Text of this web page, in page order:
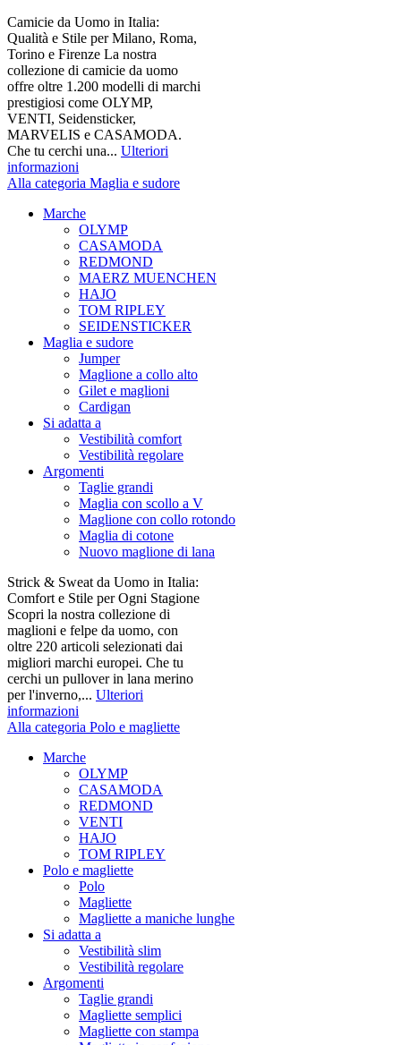
Camicie da Uomo in Italia:
Qualità e Stile per Milano, Roma,
Torino e Firenze La nostra
collezione di camicie da uomo
offre oltre 1.200 modelli di marchi
prestigiosi come OLYMP,
VENTI, Seidensticker,
MARVELIS e CASAMODA.
Che tu cerchi una... Ulteriori
informazioni
Alla categoria Maglia e sudore
Marche
OLYMP
CASAMODA
REDMOND
MAERZ MUENCHEN
HAJO
TOM RIPLEY
SEIDENSTICKER
Maglia e sudore
Jumper
Maglione a collo alto
Gilet e maglioni
Cardigan
Si adatta a
Vestibilità comfort
Vestibilità regolare
Argomenti
Taglie grandi
Maglia con scollo a V
Maglione con collo rotondo
Maglia di cotone
Nuovo maglione di lana
Strick & Sweat da Uomo in Italia:
Comfort e Stile per Ogni Stagione
Scopri la nostra collezione di
maglioni e felpe da uomo, con
oltre 220 articoli selezionati dai
migliori marchi europei. Che tu
cerchi un pullover in lana merino
per l'inverno,... Ulteriori
informazioni
Alla categoria Polo e magliette
Marche
OLYMP
CASAMODA
REDMOND
VENTI
HAJO
TOM RIPLEY
Polo e magliette
Polo
Magliette
Magliette a maniche lunghe
Si adatta a
Vestibilità slim
Vestibilità regolare
Argomenti
Taglie grandi
Magliette semplici
Magliette con stampa